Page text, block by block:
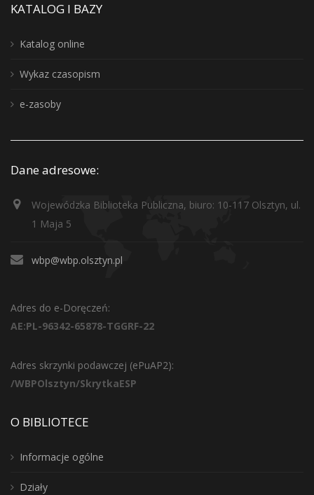
KATALOG I BAZY
Katalog online
Wykaz czasopism
e-zasoby
Dane adresowe:
Wojewódzka Biblioteka Publiczna, biuro: 10-117 Olsztyn, ul.
1 Maja 5
wbp@wbp.olsztyn.pl
Adres do e-Doręczeń:
AE:PL-96342-65878-TGGRF-22
Adres skrzynki podawczej (ePuAP2):
/WBPOlsztyn/SkrytkaESP
O BIBLIOTECE
Informacje ogólne
Działy